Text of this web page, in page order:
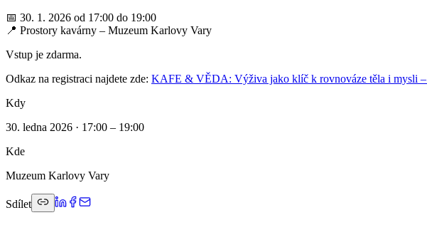
📅 30. 1. 2026 od 17:00 do 19:00
📍 Prostory kavárny – Muzeum Karlovy Vary
Vstup je zdarma.
Odkaz na registraci najdete zde: KAFE & VĚDA: Výživa jako klíč k rovnováze těla i mysli
Kdy
30. ledna 2026 · 17:00 – 19:00
Kde
Muzeum Karlovy Vary
Sdílet